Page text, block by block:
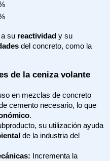
su reactividad y su
del concreto, como la
de la ceniza volante
en mezclas de concreto
cemento necesario, lo que
.
su utilización ayuda
de la industria del
Incrementa la